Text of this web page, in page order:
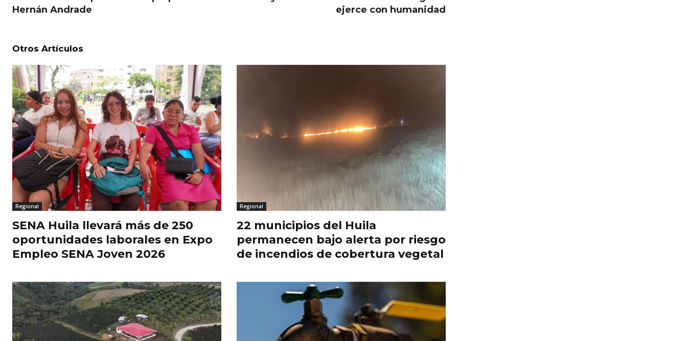
Hernán Andrade
ejerce con humanidad
Otros Artículos
Regional
SENA Huila llevará más de 250
oportunidades laborales en Expo
Empleo SENA Joven 2026
Regional
22 municipios del Huila
permanecen bajo alerta por riesgo
de incendios de cobertura vegetal